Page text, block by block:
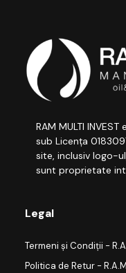
RAM MULTI
sub Licența
site, inclusiv logo-
sunt proprietate
Legal
Termeni și Condiții -
Politica de Retur - R.A.M